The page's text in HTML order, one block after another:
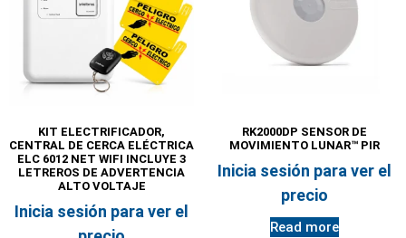
KIT ELECTRIFICADOR,
CENTRAL DE CERCA ELÉCTRICA
ELC 6012 NET WIFI INCLUYE 3
LETREROS DE ADVERTENCIA
ALTO VOLTAJE
Inicia sesión para ver el
RK2000DP SENSOR DE
MOVIMIENTO LUNAR™ PIR
Inicia sesión para ver el
precio
Read more